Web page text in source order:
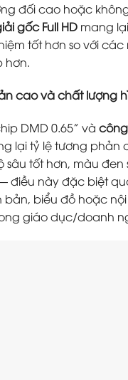
đối cao hoặc
gốc Full HD mang
tốt hơn so với
hơn.
cao và chất lượng
DMD 0.65” và công
lại tỷ lệ tương phản
sâu tốt hơn, màu đen
điều này đặc biệt
bản, biểu đồ hoặc
giáo dục/doanh